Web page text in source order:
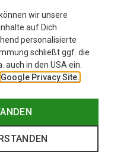
wir unsere
auf Dich
personalisierte
schließt ggf. die
auch in den USA ein.
Google Privacy Site.